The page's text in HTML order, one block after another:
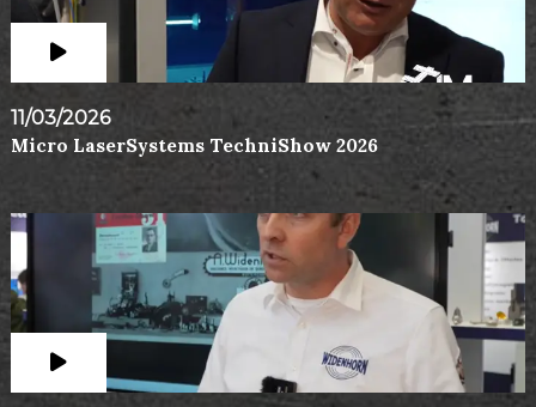
11/03/2026
Micro LaserSystems TechniShow 2026